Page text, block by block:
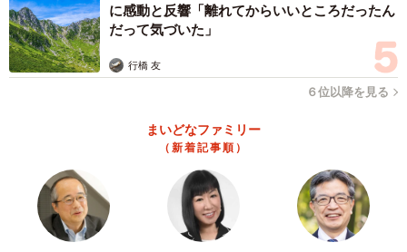
に感動と反響「離れてからいいところだったん
だって気づいた」
行橋 友
６位以降を見る
まいどなファミリー
（新着記事順）